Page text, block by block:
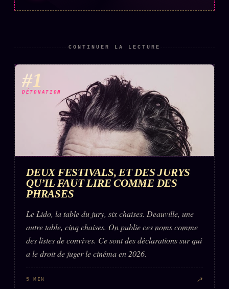
CONTINUER LA LECTURE
#1
DÉTONATION
DEUX FESTIVALS, ET DES JURYS
QU’IL FAUT LIRE COMME DES
PHRASES
Le Lido, la table du jury, six chaises. Deauville, une
autre table, cinq chaises. On publie ces noms comme
des listes de convives. Ce sont des déclarations sur qui
a le droit de juger le cinéma en 2026.
5 MIN ↗